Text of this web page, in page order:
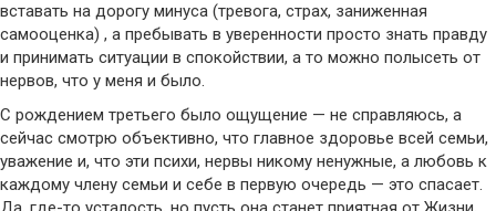
вставать на дорогу минуса (тревога, страх, заниженная
самооценка) , а пребывать в уверенности просто знать правду
и принимать ситуации в спокойствии, а то можно полысеть от
нервов, что у меня и было.
С рождением третьего было ощущение — не справляюсь, а
сейчас смотрю объективно, что главное здоровье всей семьи,
уважение и, что эти психи, нервы никому ненужные, а любовь к
каждому члену семьи и себе в первую очередь — это спасает.